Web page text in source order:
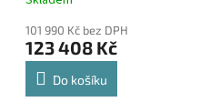
101 990 Kč bez DPH
123 408 Kč
Do košíku